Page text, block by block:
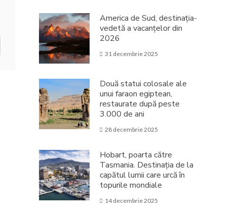
America de Sud, destinația-
vedetă a vacanțelor din
2026
31 decembrie 2025
Două statui colosale ale
unui faraon egiptean,
restaurate după peste
3.000 de ani
28 decembrie 2025
Hobart, poarta către
Tasmania. Destinația de la
capătul lumii care urcă în
topurile mondiale
14 decembrie 2025